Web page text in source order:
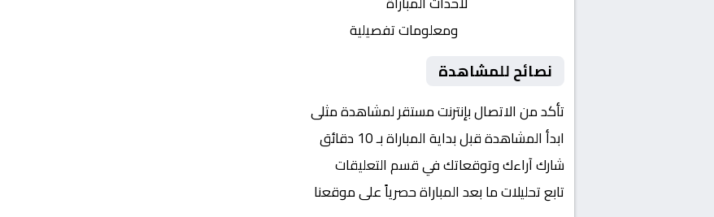
ومعلومات تفصيلية
نصائح للمشاهدة
تأكد من الاتصال بإنترنت مستقر لمشاهدة مثلى
ابدأ المشاهدة قبل بداية المباراة بـ 10 دقائق
شارك آراءك وتوقعاتك في قسم التعليقات
تابع تحليلات ما بعد المباراة حصرياً على موقعنا